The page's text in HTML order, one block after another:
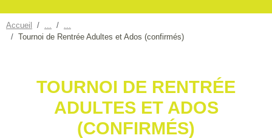
Accueil
Tournoi de Rentrée Adultes et Ados (confirmés)
TOURNOI DE RENTRÉE
ADULTES ET ADOS
(CONFIRMÉS)